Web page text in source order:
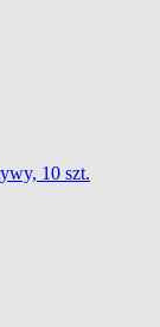
10 szt.